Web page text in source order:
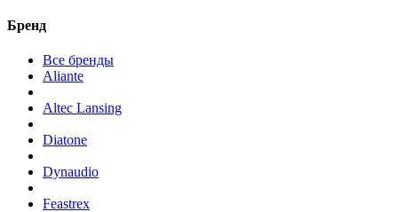
Бренд
Все бренды
Aliante
Altec Lansing
Diatone
Dynaudio
Feastrex